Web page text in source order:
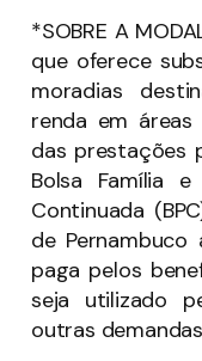
*SOBRE A
que oferece
moradias
renda em
das prestações
Bolsa Família
Continuada
de Pernambuco
paga pelos
seja utilizado
outras